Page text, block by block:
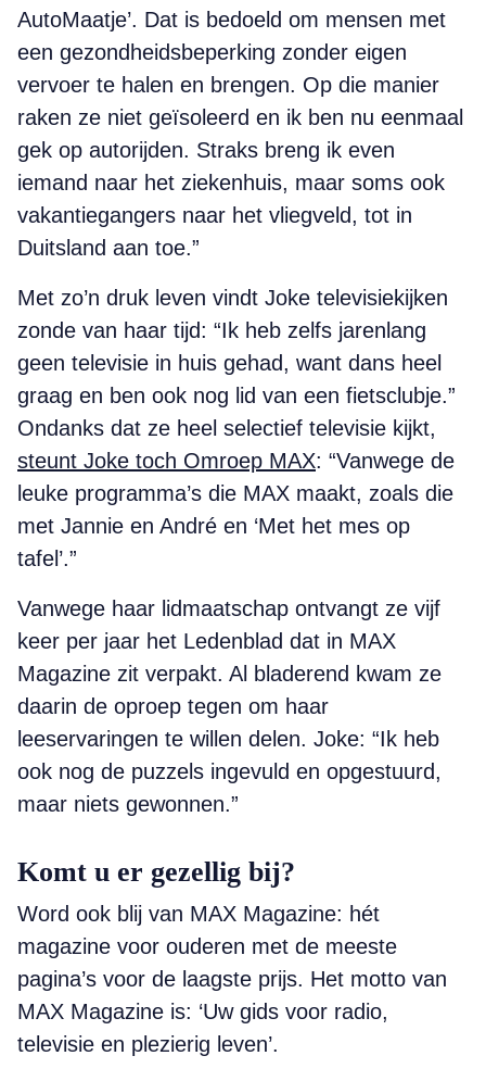
AutoMaatje’. Dat is bedoeld om mensen met
een gezondheidsbeperking zonder eigen
vervoer te halen en brengen. Op die manier
raken ze niet geïsoleerd en ik ben nu eenmaal
gek op autorijden. Straks breng ik even
iemand naar het ziekenhuis, maar soms ook
vakantiegangers naar het vliegveld, tot in
Duitsland aan toe.”
Met zo’n druk leven vindt Joke televisiekijken
zonde van haar tijd: “Ik heb zelfs jarenlang
geen televisie in huis gehad, want dans heel
graag en ben ook nog lid van een fietsclubje.”
Ondanks dat ze heel selectief televisie kijkt,
steunt Joke toch Omroep MAX: “Vanwege de
leuke programma’s die MAX maakt, zoals die
met Jannie en André en ‘Met het mes op
tafel’.”
Vanwege haar lidmaatschap ontvangt ze vijf
keer per jaar het Ledenblad dat in MAX
Magazine zit verpakt. Al bladerend kwam ze
daarin de oproep tegen om haar
leeservaringen te willen delen. Joke: “Ik heb
ook nog de puzzels ingevuld en opgestuurd,
maar niets gewonnen.”
Komt u er gezellig bij?
Word ook blij van MAX Magazine: hét
magazine voor ouderen met de meeste
pagina’s voor de laagste prijs. Het motto van
MAX Magazine is: ‘Uw gids voor radio,
televisie en plezierig leven’.